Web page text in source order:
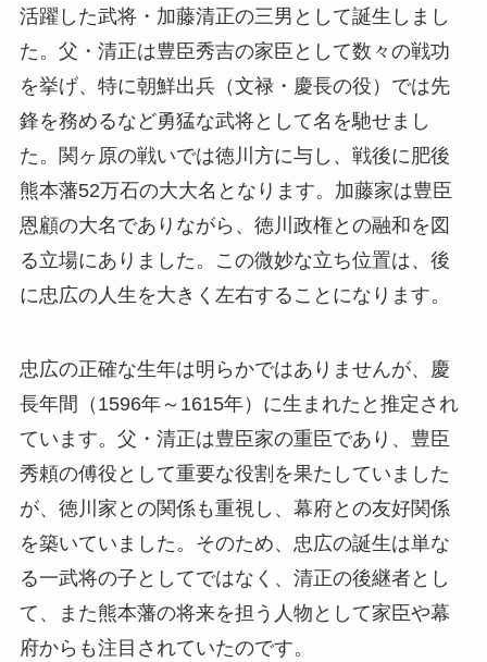
活躍した武将・加藤清正の三男として誕生しまし
た。父・清正は豊臣秀吉の家臣として数々の戦功
を挙げ、特に朝鮮出兵（文禄・慶長の役）では先
鋒を務めるなど勇猛な武将として名を馳せまし
た。関ヶ原の戦いでは徳川方に与し、戦後に肥後
熊本藩52万石の大大名となります。加藤家は豊臣
恩顧の大名でありながら、徳川政権との融和を図
る立場にありました。この微妙な立ち位置は、後
に忠広の人生を大きく左右することになります。
忠広の正確な生年は明らかではありませんが、慶
長年間（1596年～1615年）に生まれたと推定され
ています。父・清正は豊臣家の重臣であり、豊臣
秀頼の傅役として重要な役割を果たしていました
が、徳川家との関係も重視し、幕府との友好関係
を築いていました。そのため、忠広の誕生は単な
る一武将の子としてではなく、清正の後継者とし
て、また熊本藩の将来を担う人物として家臣や幕
府からも注目されていたのです。